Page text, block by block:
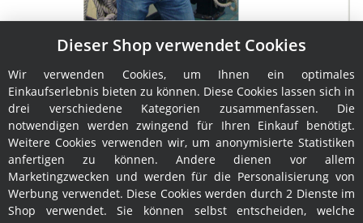
Troyer Leuchtfeuer Admiral
129,95 €*
Dieser Shop verwendet Cookies
Wir verwenden Cookies, um Ihnen ein optimales
Einkaufserlebnis bieten zu können. Diese Cookies lassen sich in
drei verschiedene Kategorien zusammenfassen. Die
notwendigen werden zwingend für Ihren Einkauf benötigt.
Weitere Cookies verwenden wir, um anonymisierte Statistiken
anfertigen zu können. Andere dienen vor allem
Marketingzwecken und werden für die Personalisierung von
Werbung verwendet. Diese Cookies werden durch 2 Dienste im
Shop verwendet. Sie können selbst entscheiden, welche